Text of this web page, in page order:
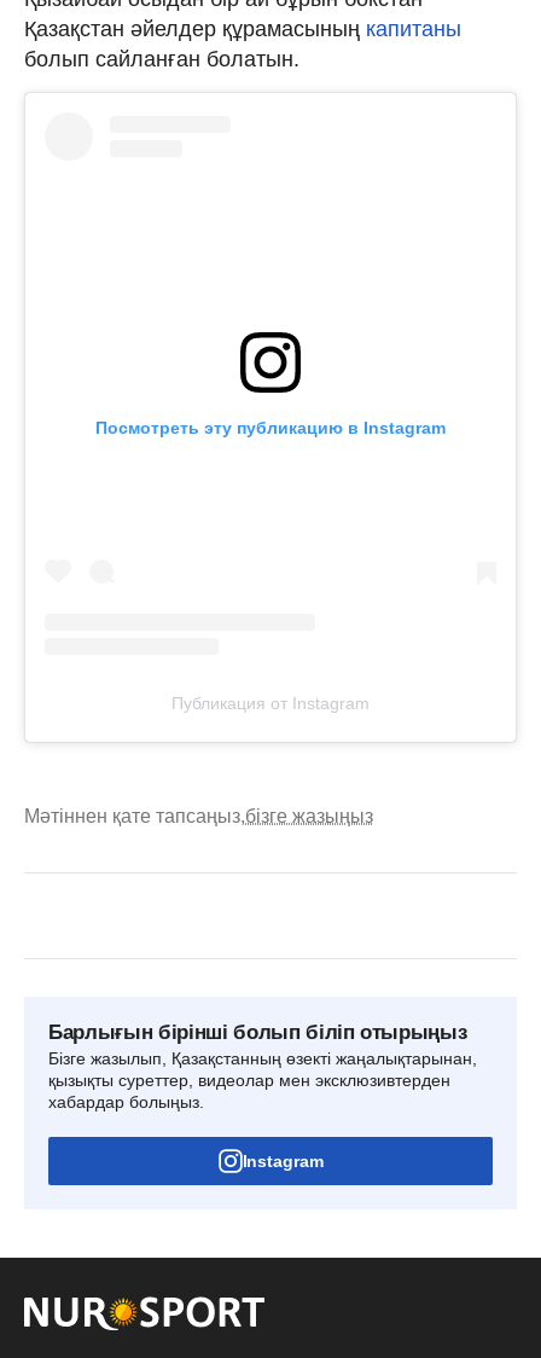
Қазақстан әйелдер құрамасының капитаны
болып сайланған болатын.
Посмотреть эту публикацию в Instagram
Публикация от Instagram
Мәтіннен қате тапсаңыз,бізге жазыңыз
Барлығын бірінші болып біліп отырыңыз
Бізге жазылып, Қазақстанның өзекті жаңалықтарынан,
қызықты суреттер, видеолар мен эксклюзивтерден
хабардар болыңыз.
Instagram